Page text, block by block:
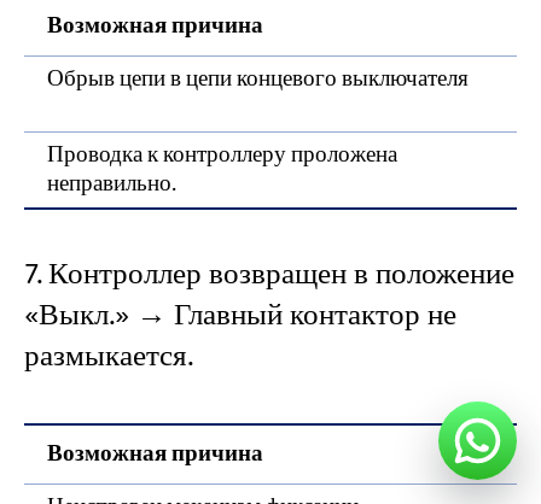
Возможная причина
Обрыв цепи в цепи концевого выключателя
Проводка к контроллеру проложена
неправильно.
7. Контроллер возвращен в положение
«Выкл.» → Главный контактор не
размыкается.
Возможная причина